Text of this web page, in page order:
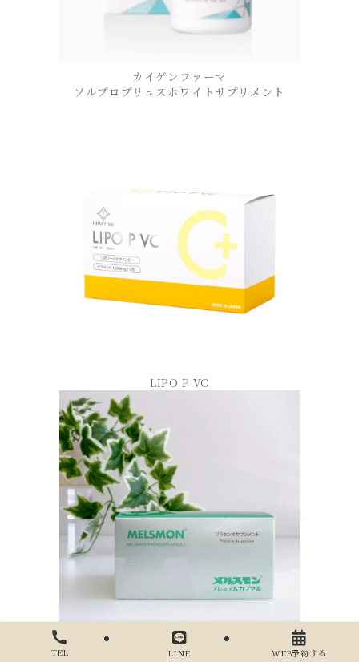
カイゲンファーマ
ソルプロプリュスホワイトサプリメント
LIPO P VC
メルスモンプレミアムカプセル
TEL LINE WEB予約する